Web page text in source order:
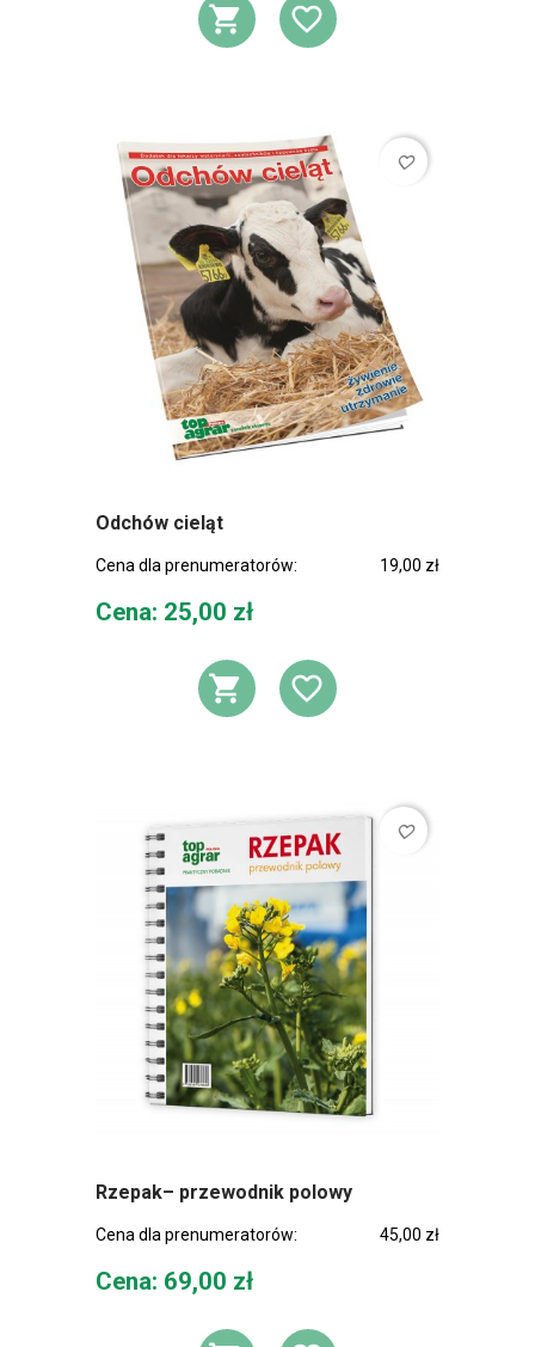
DODAJ DO
DODAJ DO
favorite_border
Odchów cieląt
Cena dla prenumeratorów: 19,00 zł
Cena
Cena: 25,00 zł
DODAJ DO
DODAJ DO
favorite_border
Rzepak– przewodnik polowy
Cena dla prenumeratorów: 45,00 zł
Cena
Cena: 69,00 zł